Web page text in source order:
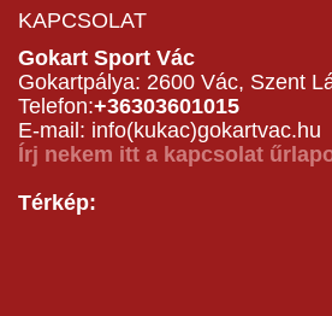
KAPCSOLAT
Gokart Sport Vác
Gokartpálya: 2600 Vác, Szent
Telefon:+36303601015
E-mail: info(kukac)gokartvac.hu
Írj nekem itt a kapcsolat
Térkép: